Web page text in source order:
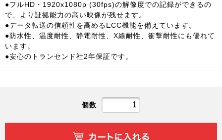
●フルHD・1920x1080p (30fps)の解像度での記録ができるの
で、より証拠能力の高い映像が残せます。
●データ転送の信頼性を高めるECC機能を備えています。
●防水性、温度耐性、静電耐性、X線耐性、衝撃耐性にも優れて
います。
●安心のトランセンド社2年保証です。
個数